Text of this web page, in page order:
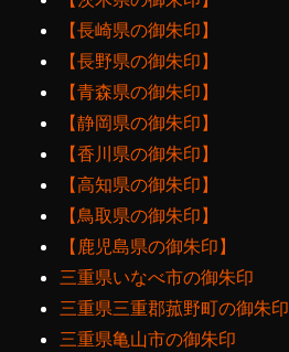
【長崎県の御朱印】
【長野県の御朱印】
【青森県の御朱印】
【静岡県の御朱印】
【香川県の御朱印】
【高知県の御朱印】
【鳥取県の御朱印】
【鹿児島県の御朱印】
三重県いなべ市の御朱印
三重県三重郡菰野町の御朱印
三重県亀山市の御朱印